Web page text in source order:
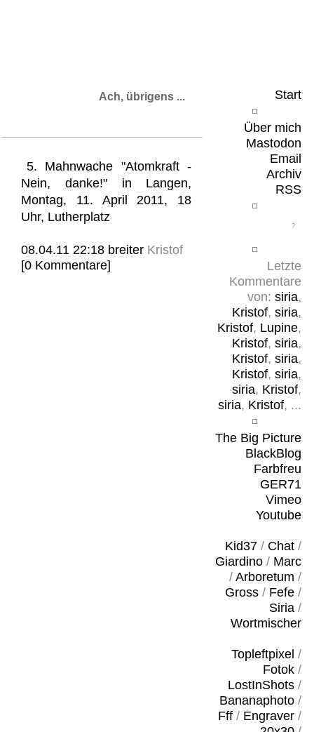
Start
Über mich
Mastodon
Email
Archiv
RSS
Letzte
Kommentare
von: siria,
Kristof, siria,
Kristof, Lupine,
Kristof, siria,
Kristof, siria,
Kristof, siria,
siria, Kristof,
siria, Kristof, ...
The Big Picture
BlackBlog
Farbfreu
GER71
Vimeo
Youtube
Kid37/ Chat/
Giardino/ Marc
/ Arboretum /
Gross/ Fefe/
Siria/
Wortmischer
Topleftpixel /
Fotok/
LostInShots/
Bananaphoto/
Fff/ Engraver/
Ach, übrigens ...
5. Mahnwache "Atomkraft -
Nein, danke!" in Langen,
Montag, 11. April 2011, 18
Uhr, Lutherplatz
08.04.11 22:18 breiter Kristof
[0 Kommentare]